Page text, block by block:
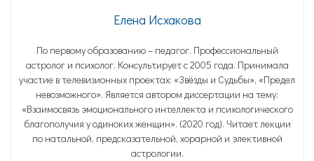
Елена Исхакова
По первому образованию – педагог. Профессиональный
астролог и психолог. Консультирует с 2005 года. Принимала
участие в телевизионных проектах: «Звёзды и Судьбы», «Предел
невозможного». Является автором диссертации на тему:
«Взаимосвязь эмоционального интеллекта и психологического
благополучия у одиноких женщин». (2020 год). Читает лекции
по натальной, предсказательной, хорарной и элективной
астрологии.